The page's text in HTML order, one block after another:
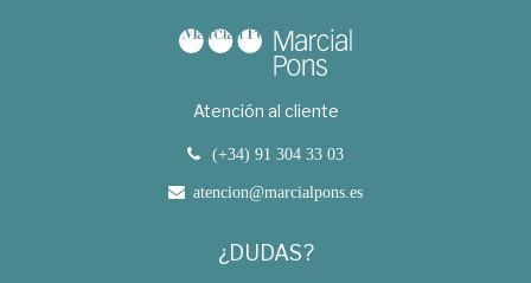
Atención al cliente
(+34) 91 304 33 03
atencion@marcialpons.es
¿DUDAS?